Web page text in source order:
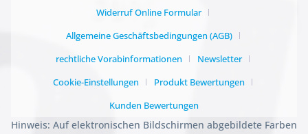
Widerruf Online Formular
Allgemeine Geschäftsbedingungen (AGB)
rechtliche Vorabinformationen
Newsletter
Cookie-Einstellungen
Produkt Bewertungen
Kunden Bewertungen
Hinweis: Auf elektronischen Bildschirmen abgebildete Farben